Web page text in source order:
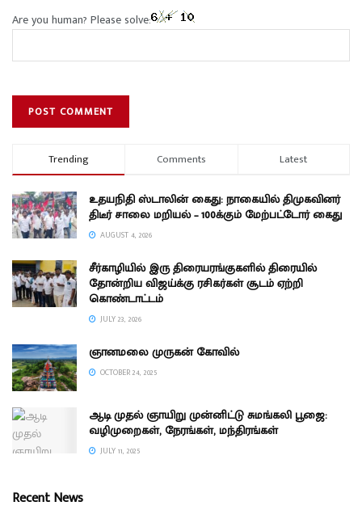
Are you human? Please solve:
Trending Comments Latest
உதயநிதி ஸ்டாலின் கைது: நாகையில் திமுகவினர்
திடீர் சாலை மறியல் – 100க்கும் மேற்பட்டோர் கைது
AUGUST 4, 2026
சீர்காழியில் இரு திரையரங்குகளில் திரையில்
தோன்றிய விஜய்க்கு ரசிகர்கள் சூடம் ஏற்றி
கொண்டாட்டம்
JULY 23, 2026
ஞானமலை முருகன் கோவில்
OCTOBER 24, 2025
ஆடி முதல் ஞாயிறு முன்னிட்டு சுமங்கலி பூஜை:
வழிமுறைகள், நேரங்கள், மந்திரங்கள்
JULY 11, 2025
Recent News